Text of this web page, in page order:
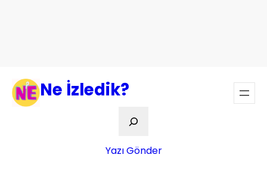
Ne İzledik?
Ara
Yazı Gönder